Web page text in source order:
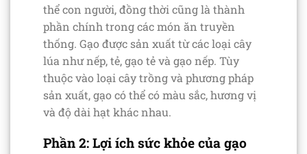
thể con người, đồng thời cũng là thành
phần chính trong các món ăn truyền
thống. Gạo được sản xuất từ các loại cây
lúa như nếp, tẻ, gạo tẻ và gạo nếp. Tùy
thuộc vào loại cây trồng và phương pháp
sản xuất, gạo có thể có màu sắc, hương vị
và độ dài hạt khác nhau.
Phần 2: Lợi ích sức khỏe của gạo